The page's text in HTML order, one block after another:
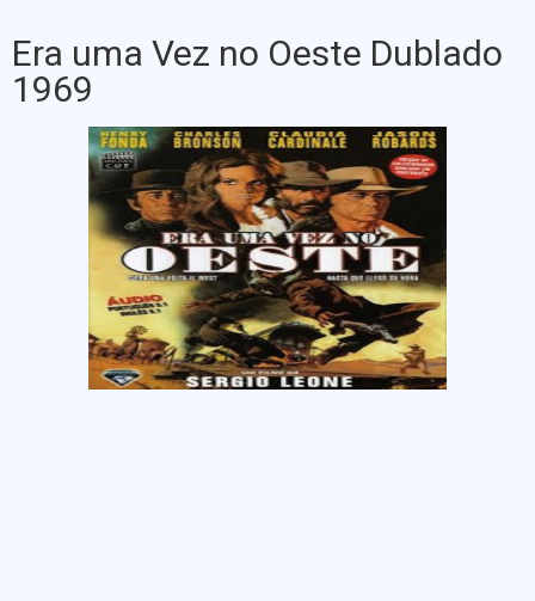
Era uma Vez no Oeste Dublado
1969